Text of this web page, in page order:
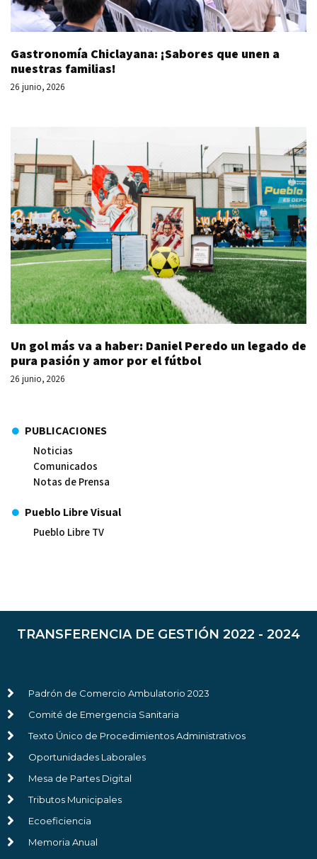
Gastronomía Chiclayana: ¡Sabores que unen a
nuestras familias!
26 junio, 2026
Un gol más va a haber: Daniel Peredo un legado de
pura pasión y amor por el fútbol
26 junio, 2026
PUBLICACIONES
Noticias
Comunicados
Notas de Prensa
Pueblo Libre Visual
Pueblo Libre TV
TRANSFERENCIA DE GESTIÓN 2022 - 2024
Padrón de Comercio Ambulatorio 2023
Comité de Emergencia Sanitaria
Texto Único de Procedimientos Administrativos
Oportunidades Laborales
Mesa de Partes Digital
Tributos Municipales
Ecoeficiencia
Memoria Anual